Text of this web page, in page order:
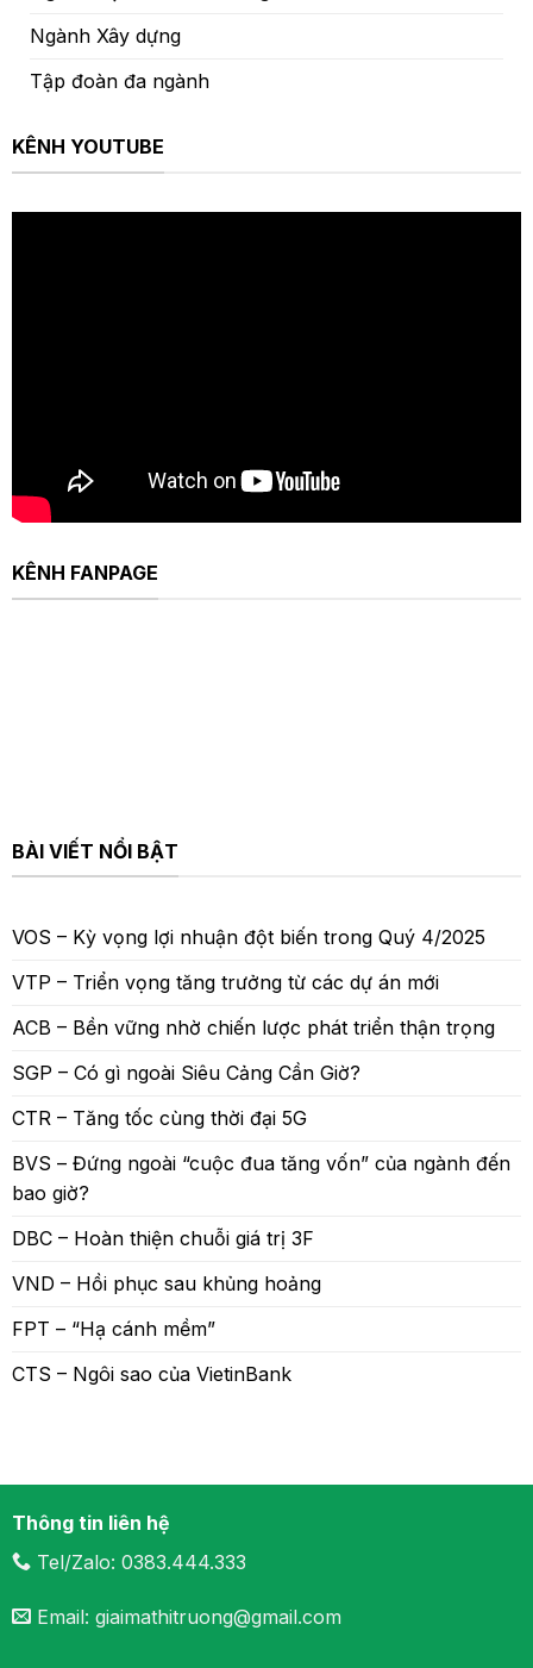
Ngành Xây dựng
Tập đoàn đa ngành
KÊNH YOUTUBE
KÊNH FANPAGE
BÀI VIẾT NỔI BẬT
VOS – Kỳ vọng lợi nhuận đột biến trong Quý 4/2025
VTP – Triển vọng tăng trưởng từ các dự án mới
ACB – Bền vững nhờ chiến lược phát triển thận trọng
SGP – Có gì ngoài Siêu Cảng Cần Giờ?
CTR – Tăng tốc cùng thời đại 5G
BVS – Đứng ngoài “cuộc đua tăng vốn” của ngành đến
bao giờ?
DBC – Hoàn thiện chuỗi giá trị 3F
VND – Hồi phục sau khủng hoảng
FPT – “Hạ cánh mềm”
CTS – Ngôi sao của VietinBank
Thông tin liên hệ
Tel/Zalo: 0383.444.333
Email: giaimathitruong@gmail.com